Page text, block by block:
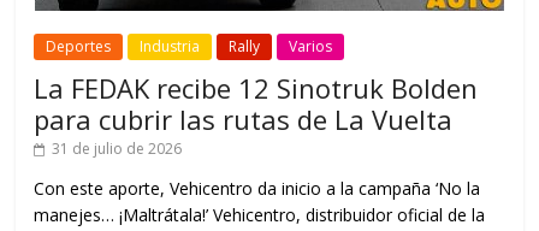
Deportes Industria Rally Varios
La FEDAK recibe 12 Sinotruk Bolden
para cubrir las rutas de La Vuelta
31 de julio de 2026
Con este aporte, Vehicentro da inicio a la campaña ‘No la
manejes… ¡Maltrátala!’ Vehicentro, distribuidor oficial de la